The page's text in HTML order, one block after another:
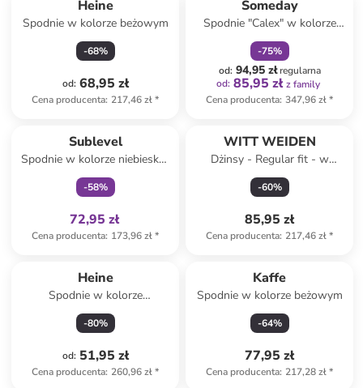
Heine
Spodnie w kolorze beżowym
-68%
od: 68,95 zł
Cena producenta: 217,46 zł*
Someday
Spodnie "Calex" w kolorze
beżowym
-75%
od: 94,95 złregularna
od: 85,95 zł z family
Cena producenta: 347,96 zł*
Sublevel
Spodnie w kolorze niebiesko-
białym
-58%
72,95 zł
Cena producenta: 173,96 zł*
WITT WEIDEN
Dżinsy - Regular fit - w
kolorze niebieskim
-60%
85,95 zł
Cena producenta: 217,46 zł*
Heine
Spodnie w kolorze
jasnobrązowym
-80%
od: 51,95 zł
Cena producenta: 260,96 zł*
Kaffe
Spodnie w kolorze beżowym
-64%
77,95 zł
Cena producenta: 217,28 zł*